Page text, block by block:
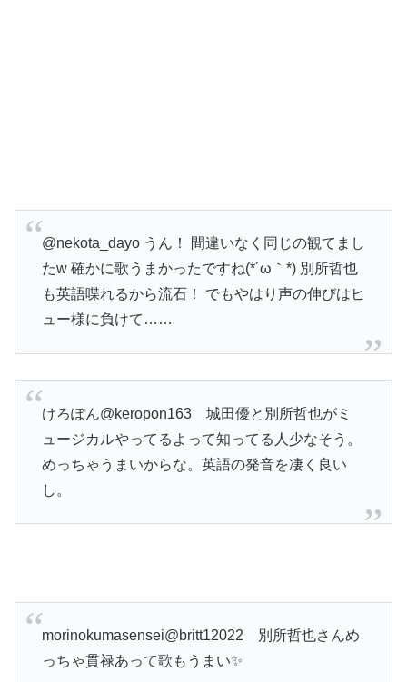
@nekota_dayo うん！ 間違いなく同じの観てまし
たw 確かに歌うまかったですね(*´ω｀*) 別所哲也
も英語喋れるから流石！ でもやはり声の伸びはヒ
ュー様に負けて……
けろぽん@keropon163 城田優と別所哲也がミ
ュージカルやってるよって知ってる人少なそう。
めっちゃうまいからな。英語の発音を凄く良い
し。
morinokumasensei@britt12022 別所哲也さんめ
っちゃ貫禄あって歌もうまい✨